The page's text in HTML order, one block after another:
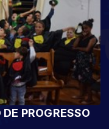
PROGRESSO